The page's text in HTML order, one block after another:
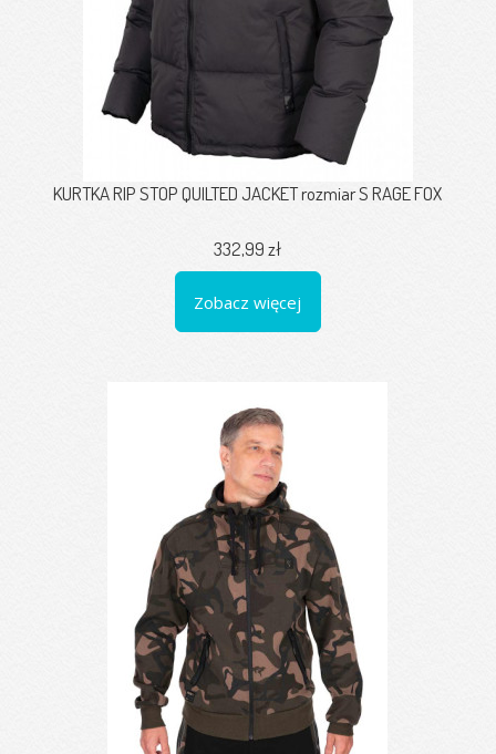
KURTKA RIP STOP QUILTED JACKET rozmiar S RAGE FOX
332,99 zł
Zobacz więcej